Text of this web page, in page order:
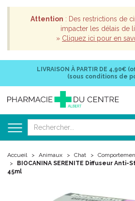
Attention : Des restrictions de
impacter les délais de
» Cliquez ici pour en
LIVRAISON À PARTIR DE 4,90€
(sous conditions de
Accueil Animaux Chat
BIOCANINA SERENITE Diffuseur Anti-
45ml